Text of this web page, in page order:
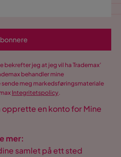
jeg at jeg vil ha Trademax’
behandler mine
meg markedsføringsmateriale
Integritetspolicy.
opprette en konto for Mine
mer:
samlet på ett sted